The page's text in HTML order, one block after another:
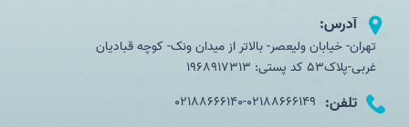
آدرس:
تهران- خیابان ولیعصر- بالاتر از میدان ونک- کوچه قبادیان
غربی-پلاک53 کد پستی: 1968917313
تلفن: 02188666140-02188666149